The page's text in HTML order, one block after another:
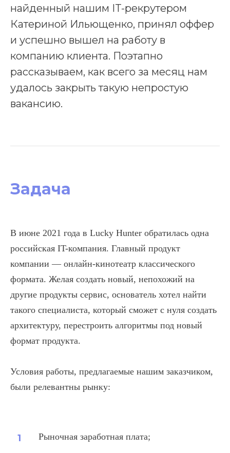
найденный нашим IT-рекрутером
Катериной Ильющенко, принял оффер
и успешно вышел на работу в
компанию клиента. Поэтапно
рассказываем, как всего за месяц нам
удалось закрыть такую непростую
вакансию.
Задача
В июне 2021 года в Lucky Hunter обратилась одна
российская IT-компания. Главный продукт
компании — онлайн-кинотеатр классического
формата. Желая создать новый, непохожий на
другие продукты сервис, основатель хотел найти
такого специалиста, который сможет с нуля создать
архитектуру, перестроить алгоритмы под новый
формат продукта.
Условия работы, предлагаемые нашим заказчиком,
были релевантны рынку:
Рыночная заработная плата;